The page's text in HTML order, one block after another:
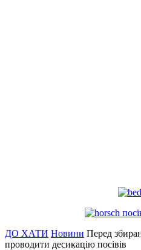
ДО ХАТИ Новини Перед
проводити десикацію посівів